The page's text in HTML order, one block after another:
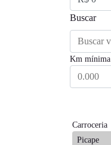
Buscar
Km mínima
Carroceria
Picape